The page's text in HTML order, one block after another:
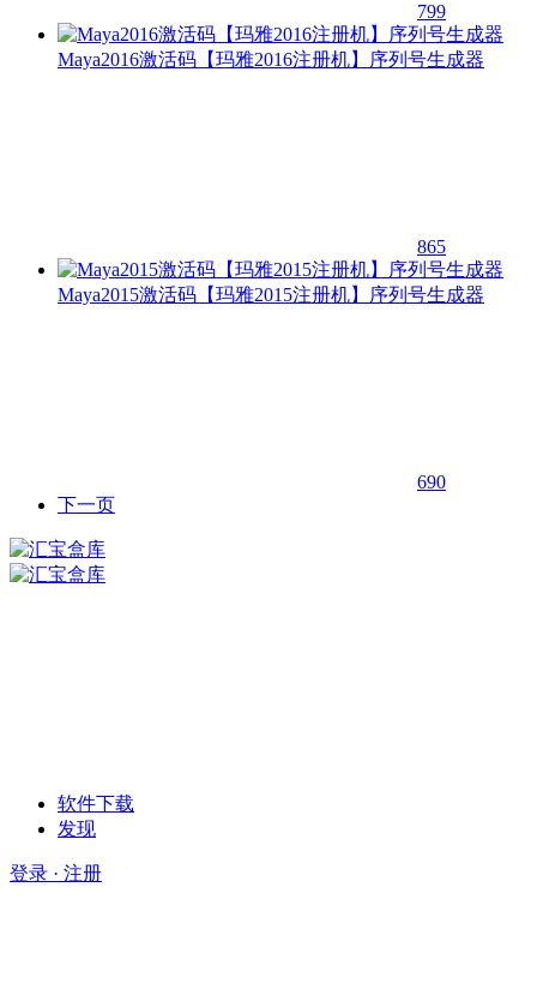
799
Maya2016激活码【玛雅2016注册机】序列号生成器
865
Maya2015激活码【玛雅2015注册机】序列号生成器
690
下一页
软件下载
发现
登录 · 注册